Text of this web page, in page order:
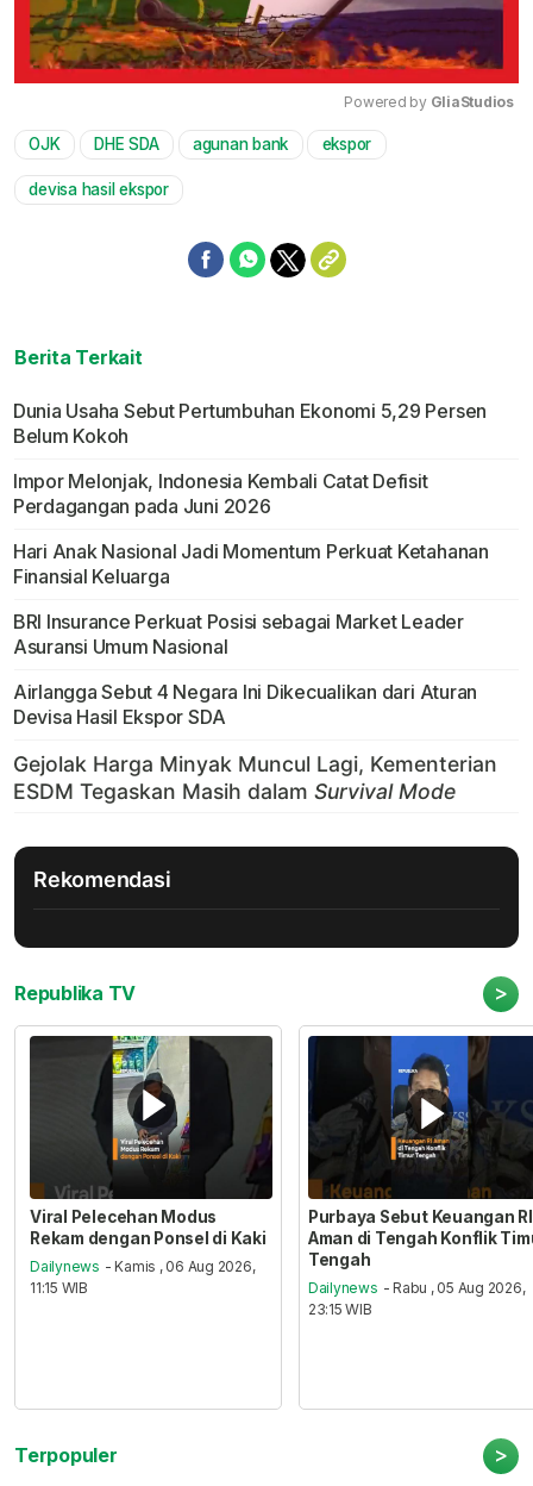
Powered by GliaStudios
OJK DHE SDA agunan bank ekspor
devisa hasil ekspor
Berita Terkait
Dunia Usaha Sebut Pertumbuhan Ekonomi 5,29 Persen
Belum Kokoh
Impor Melonjak, Indonesia Kembali Catat Defisit
Perdagangan pada Juni 2026
Hari Anak Nasional Jadi Momentum Perkuat Ketahanan
Finansial Keluarga
BRI Insurance Perkuat Posisi sebagai Market Leader
Asuransi Umum Nasional
Airlangga Sebut 4 Negara Ini Dikecualikan dari Aturan
Devisa Hasil Ekspor SDA
Rekomendasi
Republika TV >
Viral Pelecehan Modus
Rekam dengan Ponsel di Kaki
Dailynews - Kamis , 06 Aug 2026,
11:15 WIB
Purbaya Sebut Keuangan RI
Aman di Tengah Konflik
Tengah
Dailynews - Rabu , 05 Aug 2026,
23:15 WIB
Terpopuler >